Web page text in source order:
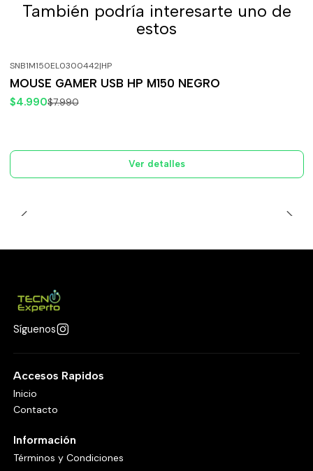
También podría interesarte uno de
estos
Agotado
SNB1M150EL0300442|HP
MOUSE GAMER USB HP M150 NEGRO
$4.990$7.990
Ver detalles
Síguenos
Accesos Rapidos
Inicio
Contacto
Información
Términos y Condiciones